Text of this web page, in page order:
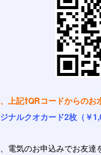
上記⇧QRコードからの
ナルクオカード2枚（￥
電気のお申込みでお友達